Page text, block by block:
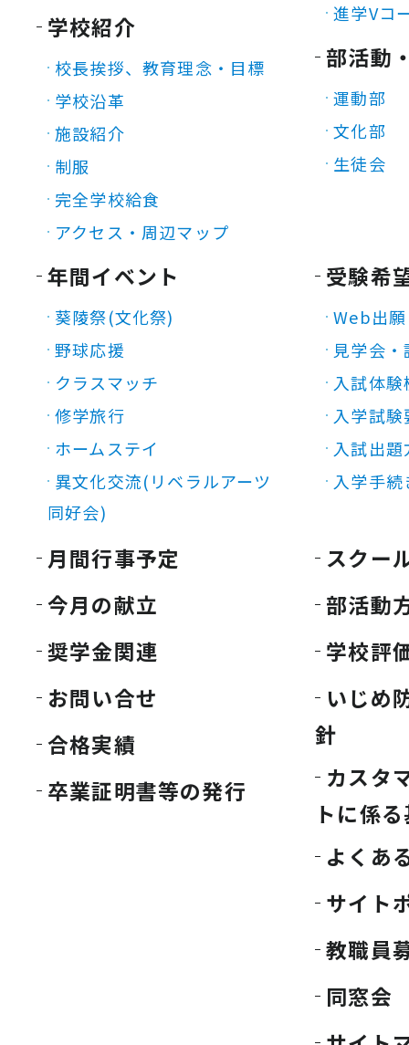
学校紹介
校長挨拶、教育理念・目標
学校沿革
施設紹介
制服
完全学校給食
アクセス・周辺マップ
進学Vコ
部活動
運動部
文化部
生徒会
年間イベント
葵陵祭(文化祭)
野球応援
クラスマッチ
修学旅行
ホームステイ
異文化交流(リベラルアーツ
同好会)
受験希
Web出願
見学会
入試体験
入学試験
入試出題
入学手続
月間行事予定
今月の献立
奨学金関連
お問い合せ
合格実績
卒業証明書等の発行
スクー
部活動
学校評
いじめ
針
カスタ
トに係
よくあ
サイト
教職員
同窓会